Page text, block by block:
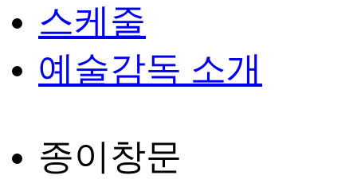
스케줄
예술감독 소개
종이창문